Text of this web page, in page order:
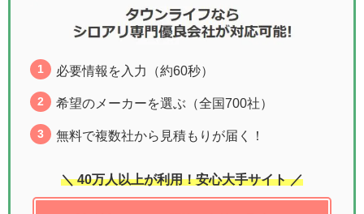
必要情報を入力（約60秒）
希望のメーカーを選ぶ（全国700社）
無料で複数社から見積もりが届く！
＼ 40万人以上が利用！安心大手サイト ／